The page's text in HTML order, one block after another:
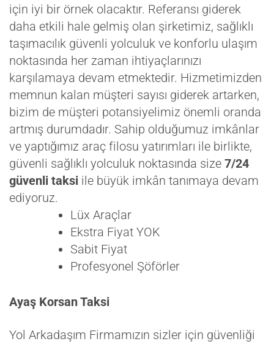
için iyi bir örnek olacaktır. Referansı giderek
daha etkili hale gelmiş olan şirketimiz, sağlıklı
taşımacılık güvenli yolculuk ve konforlu ulaşım
noktasında her zaman ihtiyaçlarınızı
karşılamaya devam etmektedir. Hizmetimizden
memnun kalan müşteri sayısı giderek artarken,
bizim de müşteri potansiyelimiz önemli oranda
artmış durumdadır. Sahip olduğumuz imkânlar
ve yaptığımız araç filosu yatırımları ile birlikte,
güvenli sağlıklı yolculuk noktasında size 7/24
güvenli taksi ile büyük imkân tanımaya devam
ediyoruz.
Lüx Araçlar
Ekstra Fiyat YOK
Sabit Fiyat
Profesyonel Şöförler
Ayaş Korsan Taksi
Yol Arkadaşım Firmamızın sizler için güvenliği